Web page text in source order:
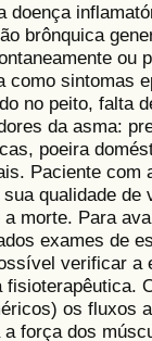
doença
brônquica
ou
como sintomas
no peito, falta
da asma:
poeira
Paciente com
qualidade
morte. Para
exames de
verificar a
os fluxos
força dos